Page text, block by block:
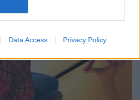
Data Access Privacy Policy